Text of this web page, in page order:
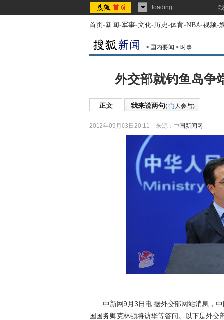
loading...
首页-新闻-军事-文化-历史-体育-NBA-视频-
> 国内要闻 > 时事
外交部就钓鱼岛争
正文 我来说两句( 人参与)
2012年09月03日20:11 来源： 中国新闻网
中新网9月3日电 据外交部网站消息，中
国国务卿克林顿将访华等答问。以下是外交